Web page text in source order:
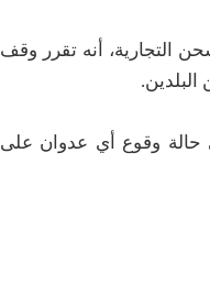
التجارية، أنه تقرر وقف
يناير/ كانون الثاني "نؤكد أنه في حالة وقوع أي عدوان على